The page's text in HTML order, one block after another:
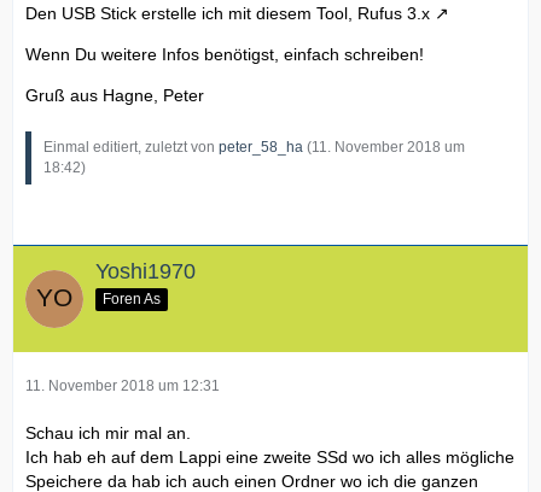
Den USB Stick erstelle ich mit diesem Tool, Rufus 3.x
Wenn Du weitere Infos benötigst, einfach schreiben!
Gruß aus Hagne, Peter
Einmal editiert, zuletzt von peter_58_ha (11. November 2018 um
18:42)
Yoshi1970
Foren As
11. November 2018 um 12:31
Schau ich mir mal an.
Ich hab eh auf dem Lappi eine zweite SSd wo ich alles mögliche
Speichere da hab ich auch einen Ordner wo ich die ganzen